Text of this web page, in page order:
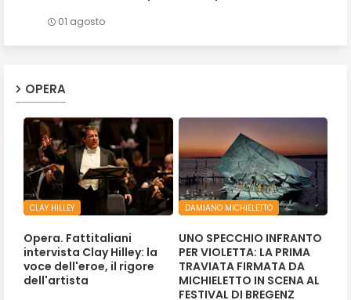
01 agosto
OPERA
CLAY HILLEY
Opera. Fattitaliani
intervista Clay Hilley: la
voce dell'eroe, il rigore
dell'artista
DAMIANO MICHIELETTO
UNO SPECCHIO INFRANTO
PER VIOLETTA: LA PRIMA
TRAVIATA FIRMATA DA
MICHIELETTO IN SCENA AL
FESTIVAL DI BREGENZ